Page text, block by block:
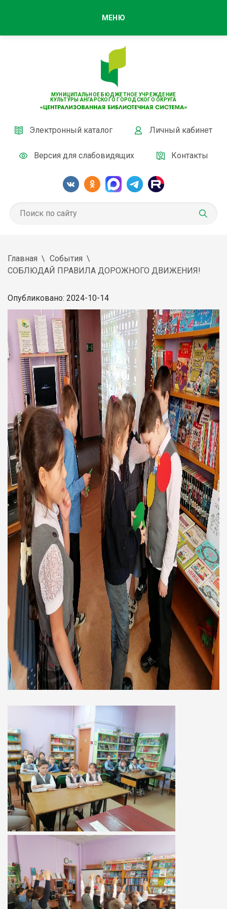
МУНИЦИПАЛЬНОЕ БЮДЖЕТНОЕ УЧРЕЖДЕНИЕ
КУЛЬТУРЫ АНГАРСКОГО ГОРОДСКОГО ОКРУГА
Электронный каталог Личный кабинет
Версия для слабовидящих Контакты
МЕНЮ
Главная
События
СОБЛЮДАЙ ПРАВИЛА ДОРОЖНОГО ДВИЖЕНИЯ!
Опубликовано: 2024-10-14